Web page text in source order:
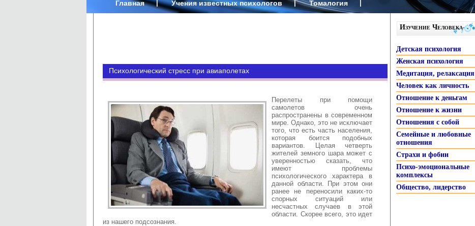
Главная Учения известных психологов Томалогия
Психологический стресс при авиаполетах
Перелеты при помощи
самолетов очень
распространены в современном
мире. Однако, это не исключает
того, что есть часть населения,
которая боится подобных
вариантов. Целая четверть
жителей земного шара может с
уверенностью сказать, что
имеют проблемы
психологического характера в
данной области. При этом они
ранее не переносили каких-то
спорных ситуаций или
несчастных случаев в этой
области. Скорее всего, это идет
из нашего подсознания.
Изучение Человека
Детская психология
Женская психология
Медитация, релаксация
Человек как личность
Отношение к деньгам
Отношение к жизни
Отношения с собой
Семейные и любовные
отношения
Страхи и фобии
Психо-эмоциональные
комплексы
Общество, лидерство